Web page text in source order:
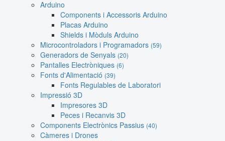
Arduino
Components i Accessoris Arduino
Placas Arduino
Shields i Mòduls Arduino
Microcontroladors i Programadors (59)
Generadors de Senyals (20)
Pantalles Electròniques (6)
Fonts d'Alimentació (39)
Fonts Regulables de Laboratori
Impressió 3D
Impresores 3D
Peces i Recanvis 3D
Components Electrònics Passius (40)
Càmeres i Drones